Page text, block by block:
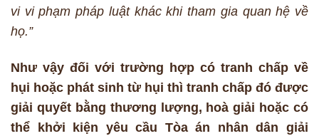
vi vi phạm pháp luật khác khi tham gia quan hệ về
họ.”
Như vậy đối với trường hợp có tranh chấp về
hụi hoặc phát sinh từ hụi thì tranh chấp đó được
giải quyết bằng thương lượng, hoà giải hoặc có
thể khởi kiện yêu cầu Tòa án nhân dân giải